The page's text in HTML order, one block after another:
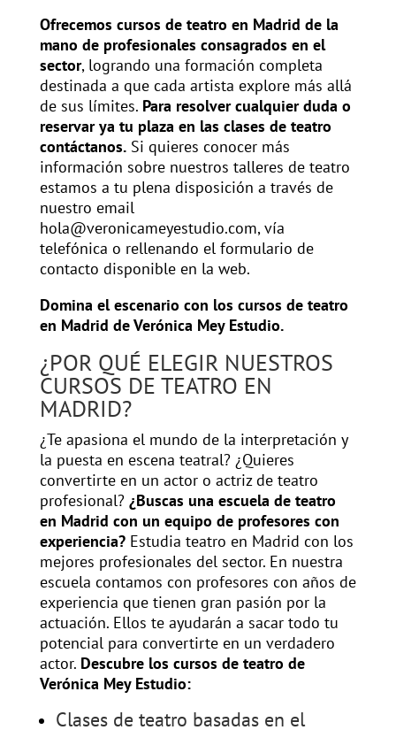
Ofrecemos cursos de teatro en Madrid de la
mano de profesionales consagrados en el
sector, logrando una formación completa
destinada a que cada artista explore más allá
de sus límites. Para resolver cualquier duda o
reservar ya tu plaza en las clases de teatro
contáctanos.Si quieres conocer más
información sobre nuestros talleres de teatro
estamos a tu plena disposición a través de
nuestro email
hola@veronicameyestudio.com, vía
telefónica o rellenando el formulario de
contacto disponible en la web.
Domina el escenario con los cursos de teatro
en Madrid de Verónica Mey Estudio.
¿POR QUÉ ELEGIR NUESTROS
CURSOS DE TEATRO EN
MADRID?
¿Te apasiona el mundo de la interpretación y
la puesta en escena teatral? ¿Quieres
convertirte en un actor o actriz de teatro
profesional? ¿Buscas una escuela de teatro
en Madrid con un equipo de profesores con
experiencia? Estudia teatro en Madrid con los
mejores profesionales del sector. En nuestra
escuela contamos con profesores con años de
experiencia que tienen gran pasión por la
actuación. Ellos te ayudarán a sacar todo tu
potencial para convertirte en un verdadero
actor. Descubre los cursos de teatro de
Verónica Mey Estudio:
Clases de teatro basadas en el